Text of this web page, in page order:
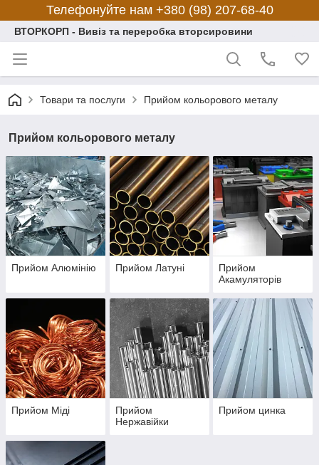
Телефонуйте нам +380 (98) 207-68-40
ВТОРКОРП - Вивіз та переробка вторсировини
Товари та послуги Прийом кольорового металу
Прийом кольорового металу
Прийом Алюмінію Прийом Латуні
Прийом
Акамуляторів
Прийом Міді
Прийом
Нержавійки
Прийом цинка